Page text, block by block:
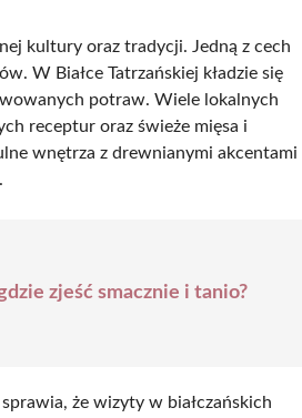
kultury oraz tradycji. Jedną z cech
W Białce Tatrzańskiej kładzie się
potraw. Wiele lokalnych
receptur oraz świeże mięsa i
wnętrza z drewnianymi akcentami
zjeść smacznie i tanio?
że wizyty w białczańskich